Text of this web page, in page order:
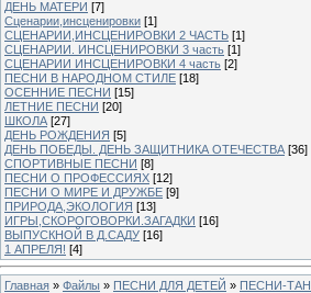
ДЕНЬ МАТЕРИ [7]
Сценарии,инсценировки [1]
СЦЕНАРИИ,ИНСЦЕНИРОВКИ 2 ЧАСТЬ [1]
СЦЕНАРИИ. ИНСЦЕНИРОВКИ 3 часть [1]
СЦЕНАРИИ ИНСЦЕНИРОВКИ 4 часть [2]
ПЕСНИ В НАРОДНОМ СТИЛЕ [18]
ОСЕННИЕ ПЕСНИ [15]
ЛЕТНИЕ ПЕСНИ [20]
ШКОЛА [27]
ДЕНЬ РОЖДЕНИЯ [5]
ДЕНЬ ПОБЕДЫ. ДЕНЬ ЗАЩИТНИКА ОТЕЧЕСТВА [36]
СПОРТИВНЫЕ ПЕСНИ [8]
ПЕСНИ О ПРОФЕССИЯХ [12]
ПЕСНИ О МИРЕ И ДРУЖБЕ [9]
ПРИРОДА,ЭКОЛОГИЯ [13]
ИГРЫ,СКОРОГОВОРКИ.ЗАГАДКИ [16]
ВЫПУСКНОЙ В Д.САДУ [16]
1 АПРЕЛЯ! [4]
Главная » Файлы » ПЕСНИ ДЛЯ ДЕТЕЙ » ПЕСНИ-